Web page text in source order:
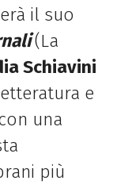
il suo
(La
Schiavini
e
una
più